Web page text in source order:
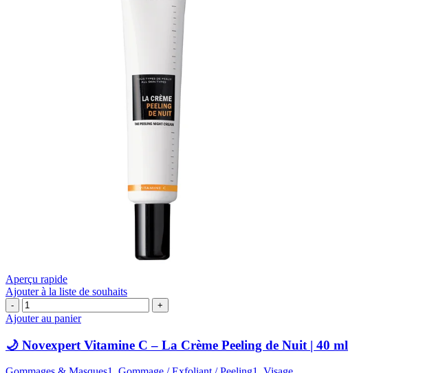
Aperçu rapide
Ajouter à la liste de souhaits
quantité
de
Novexpert
Vitamine
Ajouter au panier
🌙 Novexpert Vitamine C – La Crème Peeling de Nuit | 40 ml